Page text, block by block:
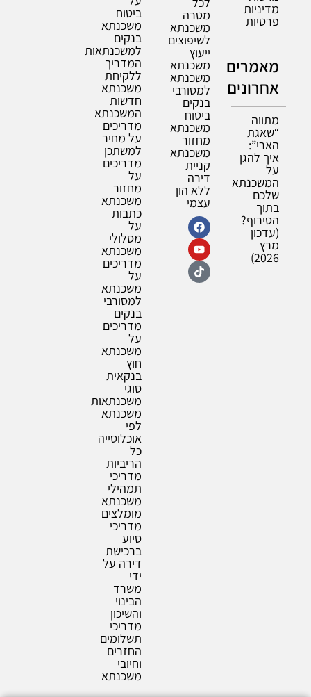
מדיניות
פרטיות
מאמרים
אחרונים
מתווה
“שאגת
הארי”:
איך להגן
על
המשכנתא
שלכם
בתוך
הטירוף?
(עדכון
מרץ
2026)
מטרה
משכנתא
לשיפוצים
ייעוץ
משכנתא
משכנתא
למסורבי
בנקים
ביטוח
משכנתא
מחזור
משכנתא
קניית
דירה
ללא הון
עצמי
ביטוח
משכנתא
בנקים
למשכנתאות
המדריך
ללקיחת
משכנתא
חדשות
המשכנתא
מדריכים
על מחיר
למשתכן
מדריכים
על
מחזור
משכנתא
כתבות
על
מסלולי
משכנתא
מדריכים
על
משכנתא
למסורבי
בנקים
מדריכים
על
משכנתא
חוץ
בנקאית
סוגי
משכנתאות
משכנתא
לפי
אוכלוסייה
כל
הריביות
מדריכי
תמהילי
משכנתא
מומלצים
מדריכי
סיוע
ברכישת
דירה על
ידי
משרד
הבינוי
והשיכון
מדריכי
תשלומים
החזרים
וחיובי
משכנתא